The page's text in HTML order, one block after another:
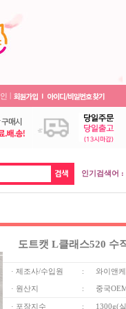
|
인기검색어 :
도트캣 L클래스520 수
· 제조사/수입원 : 와이앤
· 원산지 : 중국
· 포장지수 : 1300g(